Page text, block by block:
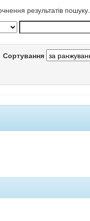
результатів пошуку.
Сортування